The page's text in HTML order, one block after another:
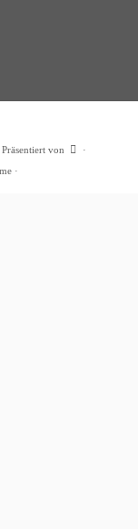
Präsentiert von
·
·